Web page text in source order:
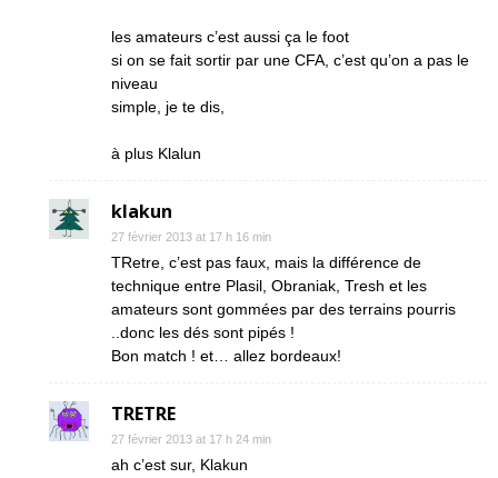
les amateurs c’est aussi ça le foot
si on se fait sortir par une CFA, c’est qu’on a pas le
niveau
simple, je te dis,
à plus Klalun
klakun
27 février 2013 at 17 h 16 min
TRetre, c’est pas faux, mais la différence de
technique entre Plasil, Obraniak, Tresh et les
amateurs sont gommées par des terrains pourris
..donc les dés sont pipés !
Bon match ! et… allez bordeaux!
TRETRE
27 février 2013 at 17 h 24 min
ah c’est sur, Klakun